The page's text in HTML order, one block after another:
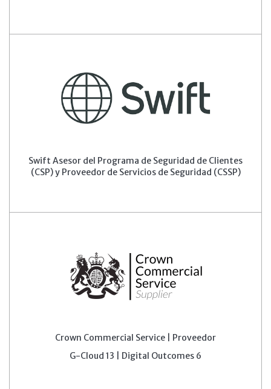
Swift Asesor del Programa de Seguridad de Clientes
(CSP) y Proveedor de Servicios de Seguridad (CSSP)
Crown Commercial Service | Proveedor
G-Cloud 13 | Digital Outcomes 6